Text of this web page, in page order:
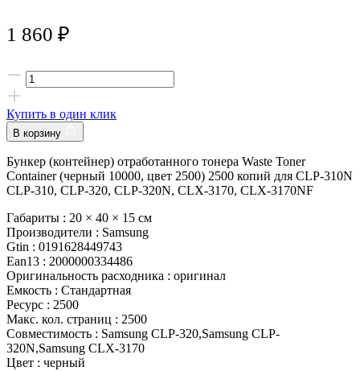
1 860 ₽
Купить в один клик
В корзину
Бункер (контейнер) отработанного тонера Waste Toner
Container (черный 10000, цвет 2500) 2500 копий для CLP-310N
CLP-310, CLP-320, CLP-320N, CLX-3170, CLX-3170NF
Габариты : 20 × 40 × 15 см
Производители : Samsung
Gtin : 0191628449743
Ean13 : 2000000334486
Оригинальность расходника : оригинал
Емкость : Стандартная
Ресурс : 2500
Макс. кол. страниц : 2500
Совместимость : Samsung CLP-320,Samsung CLP-
320N,Samsung CLX-3170
Цвет : черный